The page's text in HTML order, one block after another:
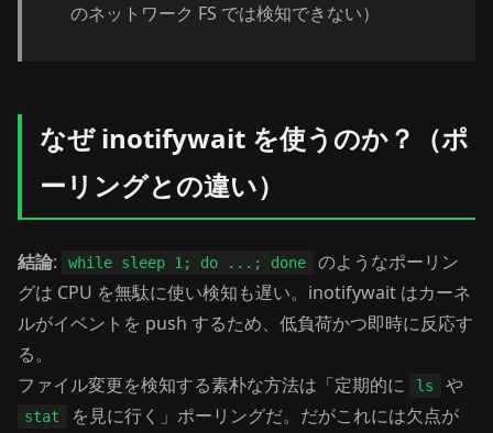
のネットワーク FS では検知できない）
なぜ inotifywait を使うのか？（ポ
ーリングとの違い）
結論: while sleep 1; do ...; done
のようなポーリン
グは CPU を無駄に使い検知も遅い。inotifywait はカーネ
ルがイベントを push するため、低負荷かつ即時に反応す
る。
ファイル変更を検知する素朴な方法は「定期的に
ls や
stat
を見に行く」ポーリングだ。だがこれには欠点が